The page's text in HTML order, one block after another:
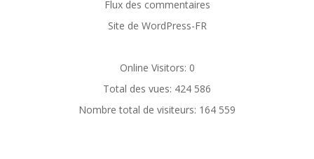
Flux des commentaires
Site de WordPress-FR
Online Visitors: 0
Total des vues: 424 586
Nombre total de visiteurs: 164 559